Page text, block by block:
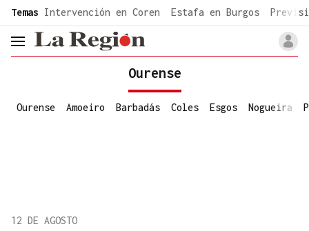
common.go-to-content
Temas Intervención en Coren Estafa en Burgos
header.menu.open
Ourense
Ourense Amoeiro Barbadás Coles Esgos Nogueira
12 DE AGOSTO